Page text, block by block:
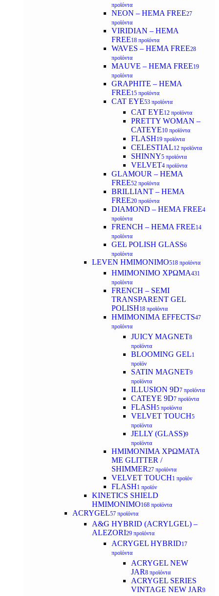
προϊόντα
NEON – HEMA FREE27
προϊόντα
VIRIDIAN – HEMA
FREE18 προϊόντα
WAVES – HEMA FREE28
προϊόντα
MAUVE – HEMA FREE19
προϊόντα
GRAPHITE – HEMA
FREE15 προϊόντα
CAT EYE53 προϊόντα
CAT EYE12 προϊόντα
PRETTY WOMAN –
CATEYE10 προϊόντα
FLASH19 προϊόντα
CELESTIAL12 προϊόντα
SHINNY5 προϊόντα
VELVET4 προϊόντα
GLAMOUR – HEMA
FREE52 προϊόντα
BRILLIANT – HEMA
FREE20 προϊόντα
DIAMOND – HEMA FREE4
προϊόντα
FRENCH – HEMA FREE14
προϊόντα
GEL POLISH GLASS6
προϊόντα
LEVEN ΗΜΙΜΟΝΙΜΟ518 προϊόντα
ΗΜΙΜΟΝΙΜΟ ΧΡΩΜΑ431
προϊόντα
FRENCH – SEMI
TRANSPARENT GEL
POLISH18 προϊόντα
HMIMONIMA EFFECTS47
προϊόντα
JUICY MAGNET8
προϊόντα
BLOOMING GEL1
προϊόν
SATIN MAGNET9
προϊόντα
ILLUSION 9D7 προϊόντα
CATEYE 9D7 προϊόντα
FLASH5 προϊόντα
VELVET TOUCH5
προϊόντα
JELLY (GLASS)9
προϊόντα
ΗΜΙΜΟΝΙΜA ΧΡΩΜΑΤΑ
ΜΕ GLITTER /
SHIMMER27 προϊόντα
VELVET TOUCH1 προϊόν
FLASH1 προϊόν
KINETICS SHIELD
ΗΜΙΜΟΝΙΜΟ168 προϊόντα
ACRYGEL57 προϊόντα
A&G HYBRID (ACRYLGEL) –
ALEZORI29 προϊόντα
ACRYGEL HYBRID17
προϊόντα
ACRYGEL NEW
JAR8 προϊόντα
ACRYGEL SERIES
VINTAGE NEW JAR9